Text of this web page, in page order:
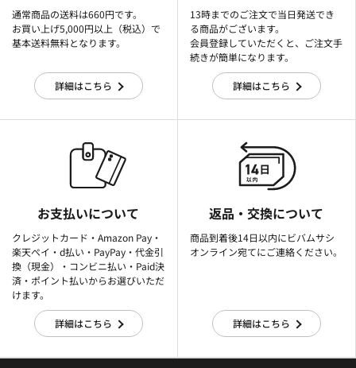
通常商品の送料は660円です。
お買い上げ5,000円以上（税込）で
基本送料無料となります。
詳細はこちら
13時までのご注文で当日発送でき
る商品がございます。
会員登録していただくと、ご注文手
続きが簡単になります。
詳細はこちら
お支払いについて
クレジットカード・Amazon Pay・
楽天ぺイ・d払い・PayPay・代金引
換（現金）・コンビニ払い・Paid決
済・ポイント払いからお選びいただ
けます。
詳細はこちら
返品・交換について
商品到着後14日以内にビバムサシ
オンライン宛てにご連絡ください。
詳細はこちら